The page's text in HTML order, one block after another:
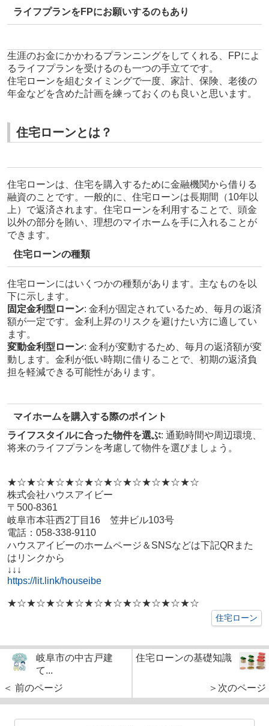
ライフプランをFPにお願いするのもあり
生涯のお金にかかわるプランニングをしてくれる、FPによ
るライフプランを受けるのも一つの手立てです。
住宅ローンを組むタイミングで一度、家計、保険、老後の
年金などを含めた計画を練っておくのも良いと思います。
住宅ローンとは？
住宅ローンは、住宅を購入するために金融機関から借りる
融資のことです。一般的に、住宅ローンは長期間（10年以
上）で返済されます。住宅ローンを利用することで、頭金
以外の部分を賄い、理想のマイホームを手に入れることが
できます。
住宅ローンの種類
住宅ローンにはいくつかの種類があります。主なものを以
下に示します。
固定金利型ローン: 金利が固定されているため、毎月の返済
額が一定です。金利上昇のリスクを避けたい方に適してい
ます。
変動金利型ローン: 金利が変動するため、毎月の返済額が変
動します。金利が低い時期に借りることで、初期の返済負
担を軽減できる可能性があります。
マイホームを購入する際のポイント
ライフスタイルに合った物件を選ぶ: 通勤時間や周辺環境、
将来のライフプランを考慮して物件を選びましょう。
★☆★☆★☆★☆★☆★☆★☆★☆★☆★☆
株式会社ハウスアイビー
〒500-8361
岐阜市本荘西2丁目16 笠井ビル103号
電話：058-338-9110
ハウスアイビーのホームページ＆SNSなどは下記QRまた
はリンクから
↓↓↓
https://lit.link/houseibe
★☆★☆★☆★☆★☆★☆★☆★☆★☆★☆
住宅ローン
岐阜市の中古戸建
て...
＜ 前のページ
住宅ローンの基礎知識
＞次のページ